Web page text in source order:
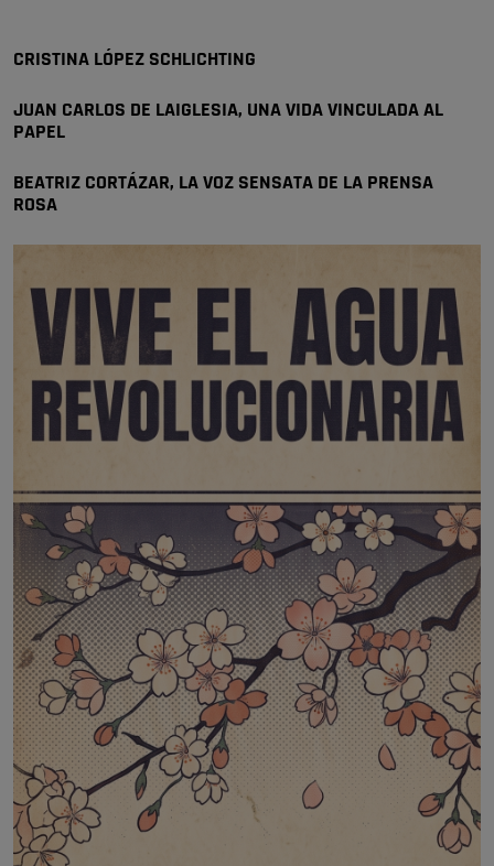
🔴 EXCLUSIVA | El comisario de la …
se va porke no tiene piscina 🤪🤪🤪
🔴 EXCLUSIVA | El comisario de la …
CRISTINA LÓPEZ SCHLICHTING
JUAN CARLOS DE LAIGLESIA, UNA VIDA VINCULADA AL
PAPEL
BEATRIZ CORTÁZAR, LA VOZ SENSATA DE LA PRENSA
ROSA